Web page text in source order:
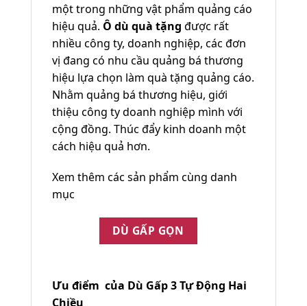
một trong những vật phẩm quảng cáo
hiệu quả. Ô dù quà tặng được rất
nhiều công ty, doanh nghiệp, các đơn
vị đang có nhu cầu quảng bá thương
hiệu lựa chọn làm quà tặng quảng cáo.
Nhằm quảng bá thương hiệu, giới
thiệu công ty doanh nghiệp mình với
cộng đồng. Thúc đẩy kinh doanh một
cách hiệu quả hơn.
Xem thêm các sản phẩm cùng danh
mục
DÙ GẤP GỌN
Ưu điểm của Dù Gấp 3 Tự Động Hai
Chiều